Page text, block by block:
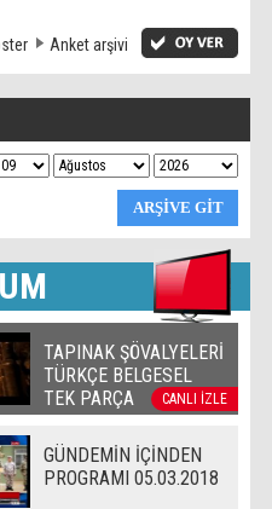
Anket arşivi
CANLI İZLE
TAPINAK ŞÖVALYELERİ
TÜRKÇE BELGESEL
TEK PARÇA
GÜNDEMİN İÇİNDEN
PROGRAMI 05.03.2018